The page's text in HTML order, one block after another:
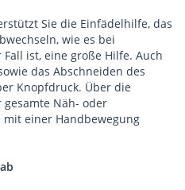
Sie die Einfädelhilfe, das
wie es bei
ist, eine große Hilfe. Auch
das Abschneiden des
Knopfdruck. Über die
Näh- oder
mit einer Handbewegung